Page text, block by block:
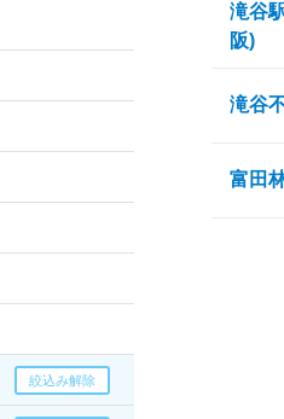
滝谷
阪)
滝谷
富田